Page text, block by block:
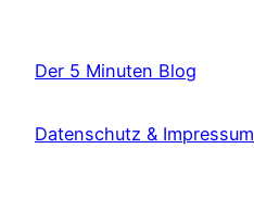
Der 5 Minuten Blog
Datenschutz & Impressum